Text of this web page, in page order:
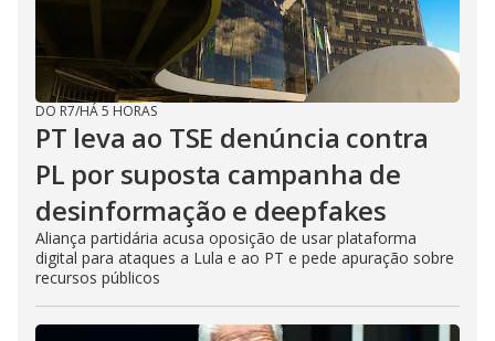
DO R7/HÁ 5 HORAS
PT leva ao TSE denúncia contra
PL por suposta campanha de
desinformação e deepfakes
Aliança partidária acusa oposição de usar plataforma
digital para ataques a Lula e ao PT e pede apuração sobre
recursos públicos